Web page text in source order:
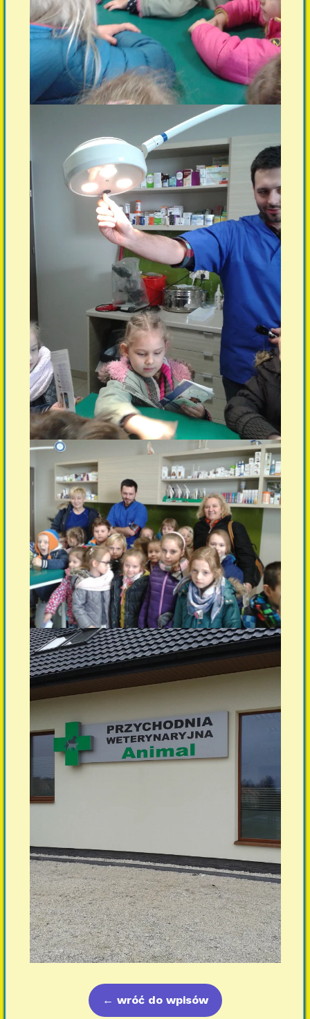
← wróć do wpisów